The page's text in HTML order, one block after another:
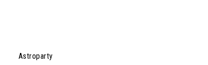
Astroparty